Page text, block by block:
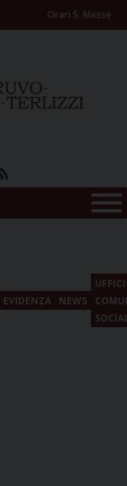
Orari S. Messe
EVIDENZA NEWS